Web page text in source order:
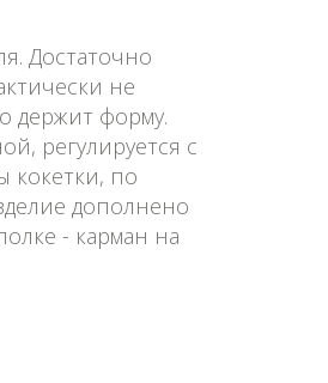
Достаточно
не
держит форму.
регулируется с
по
дополнено
- карман на